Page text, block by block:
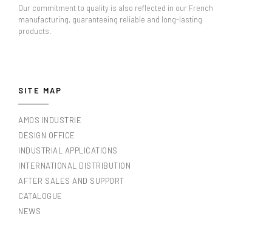
Our commitment to quality is also reflected in our French
manufacturing, guaranteeing reliable and long-lasting
products.
SITE MAP
AMOS INDUSTRIE
DESIGN OFFICE
INDUSTRIAL APPLICATIONS
INTERNATIONAL DISTRIBUTION
AFTER SALES AND SUPPORT
CATALOGUE
NEWS